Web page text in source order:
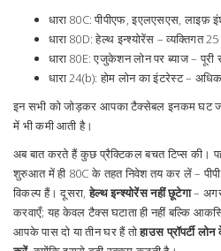
धारा 80C: पीपीएफ, इएलएसएस,
धारा 80D: हेल्थ इन्श्योरेंस – व्यक्तिगत
धारा 80E: एजुकेशन लोन पर ब्याज – पूरी
धारा 24(b): होम लोन का इंटरेस्ट –
इन सभी को जोड़कर आपका टैक्सेबल इनकम घट
में भी कमी आती है।
अब बात करते हैं कुछ प्रैक्टिकल बचत टिप्स की।
शुरुआत में ही 80C के तहत निवेश तय कर लें –
विकल्प हैं। दूसरा,हेल्थ इन्श्योरेंस नहीं छूटेगा–
करवाएँ; यह केवल टैक्स घटाता ही नहीं बल्कि
आपके पास दो या तीन घर हैं तोहाउस प्रॉपर्टी